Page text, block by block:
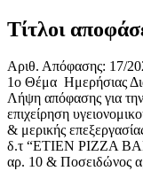
Τίτλοι
Αριθ. Απόφασης: 17/
1ο Θέμα Ημερήσιας
Λήψη απόφασης για
επιχείρηση
& μερικής
δ.τ “ΕΤΙΕΝ PIZZA
αρ. 10 & Ποσειδώνος